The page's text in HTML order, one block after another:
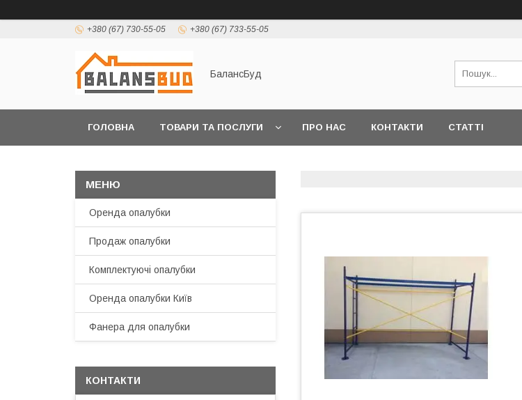
+380 (67) 730-55-05 +380 (67) 733-55-05
БалансБуд
ГОЛОВНА ТОВАРИ ТА ПОСЛУГИ ПРО НАС КОНТАКТИ СТАТТІ
Оренда опалубки
Продаж опалубки
Комплектуючі опалубки
Оренда опалубки Київ
Фанера для опалубки
КОНТАКТИ